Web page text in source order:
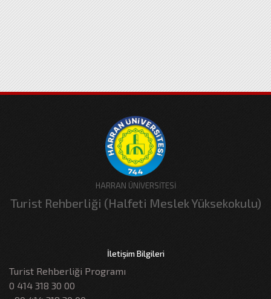
HARRAN ÜNİVERSİTESİ
Turist Rehberliği (Halfeti Meslek Yüksekokulu)
İletişim Bilgileri
Turist Rehberliği Programı
0 414 318 30 00